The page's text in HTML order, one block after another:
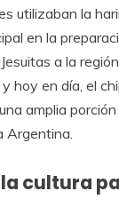
utilizaban la
en la
a la
hoy en día, el
amplia
Argentina.
la cultura